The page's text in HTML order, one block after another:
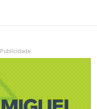
Publicidade